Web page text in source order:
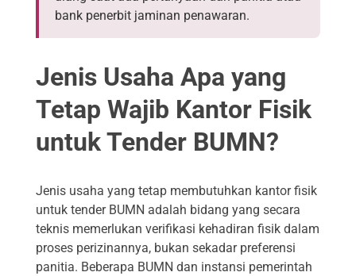
bank penerbit jaminan penawaran.
Jenis Usaha Apa yang
Tetap Wajib Kantor Fisik
untuk Tender BUMN?
Jenis usaha yang tetap membutuhkan kantor fisik
untuk tender BUMN adalah bidang yang secara
teknis memerlukan verifikasi kehadiran fisik dalam
proses perizinannya, bukan sekadar preferensi
panitia. Beberapa BUMN dan instansi pemerintah